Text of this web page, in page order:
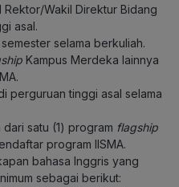
Wakil Direktur Bidang
asal.
selama berkuliah.
Kampus Merdeka lainnya
perguruan tinggi asal selama
satu (1) program flagship
program IISMA.
bahasa Inggris yang
sebagai berikut: